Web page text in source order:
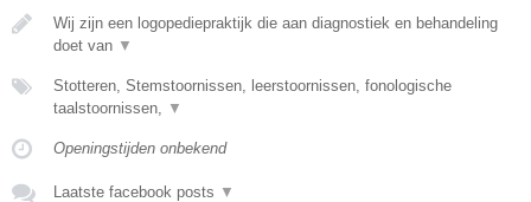
Wij zijn een logopediepraktijk die aan diagnostiek en behandeling
doet van ▼
Stotteren, Stemstoornissen, leerstoornissen, fonologische
taalstoornissen,
▼
Openingstijden onbekend
Laatste facebook posts ▼